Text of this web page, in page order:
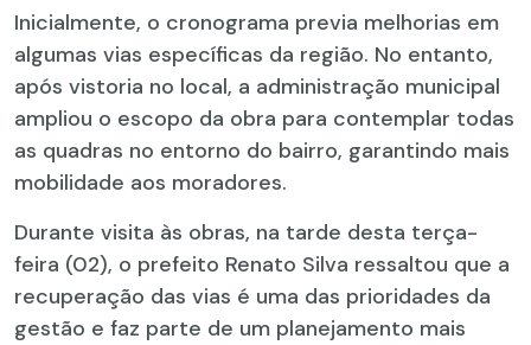
Inicialmente, o cronograma previa melhorias em
algumas vias específicas da região. No entanto,
após vistoria no local, a administração municipal
ampliou o escopo da obra para contemplar todas
as quadras no entorno do bairro, garantindo mais
mobilidade aos moradores.
Durante visita às obras, na tarde desta terça-
feira (02), o prefeito Renato Silva ressaltou que a
recuperação das vias é uma das prioridades da
gestão e faz parte de um planejamento mais